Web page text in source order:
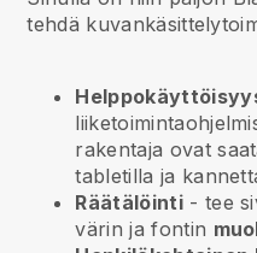
tehdä
rakentaja ovat
tabletilla ja
Räätälöinti- tee
värin ja fontin